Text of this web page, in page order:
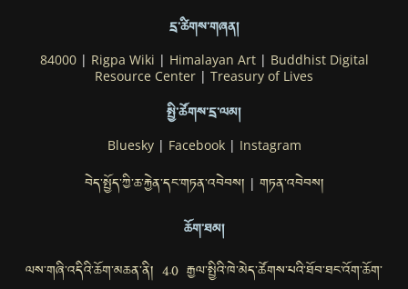
དྲ་ཚིགས་གཞན།
84000| Rigpa Wiki | Himalayan Art| Buddhist Digital
Resource Center | Treasury of Lives
སྤྱི་ཚོགས་དྲ་ལམ།
Bluesky| Facebook| Instagram
བེད་སྤྱོད་ཀྱི་ཆ་རྐྱེན་དང་གཏན་འབེབས། | གཏན་འབེབས།
ཆོག་ཐམ།
ལས་གཞི་འདིའི་ཆོག་མཆན་ནི། 4.0 རྒྱལ་སྤྱིའི་ཁེ་མེད་ཚོགས་པའི་ཐོབ་ཐང་འོག་ཆོག་